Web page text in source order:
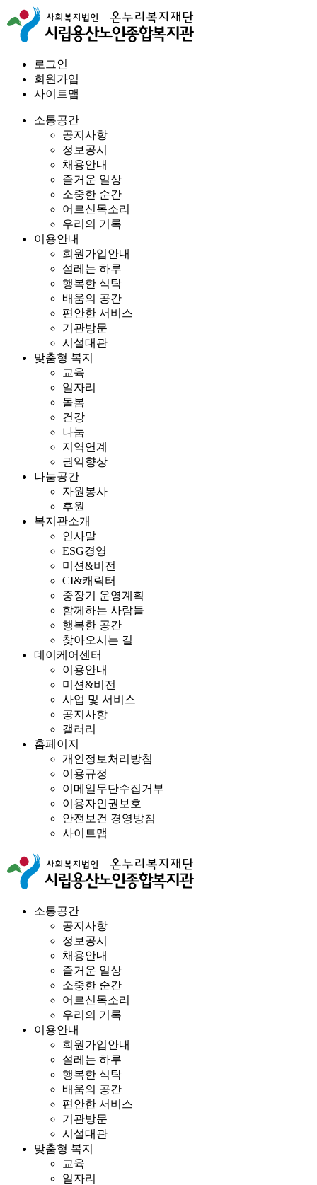
로그인
회원가입
사이트맵
소통공간
공지사항
정보공시
채용안내
즐거운 일상
소중한 순간
어르신목소리
우리의 기록
이용안내
회원가입안내
설레는 하루
행복한 식탁
배움의 공간
편안한 서비스
기관방문
시설대관
맞춤형 복지
교육
일자리
돌봄
건강
나눔
지역연계
권익향상
나눔공간
자원봉사
후원
복지관소개
인사말
ESG경영
미션&비전
CI&캐릭터
중장기 운영계획
함께하는 사람들
행복한 공간
찾아오시는 길
데이케어센터
이용안내
미션&비전
사업 및 서비스
공지사항
갤러리
홈페이지
개인정보처리방침
이용규정
이메일무단수집거부
이용자인권보호
안전보건 경영방침
사이트맵
소통공간
공지사항
정보공시
채용안내
즐거운 일상
소중한 순간
어르신목소리
우리의 기록
이용안내
회원가입안내
설레는 하루
행복한 식탁
배움의 공간
편안한 서비스
기관방문
시설대관
맞춤형 복지
교육
일자리